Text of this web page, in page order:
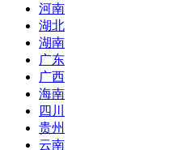
河南
湖北
湖南
广东
广西
海南
四川
贵州
云南